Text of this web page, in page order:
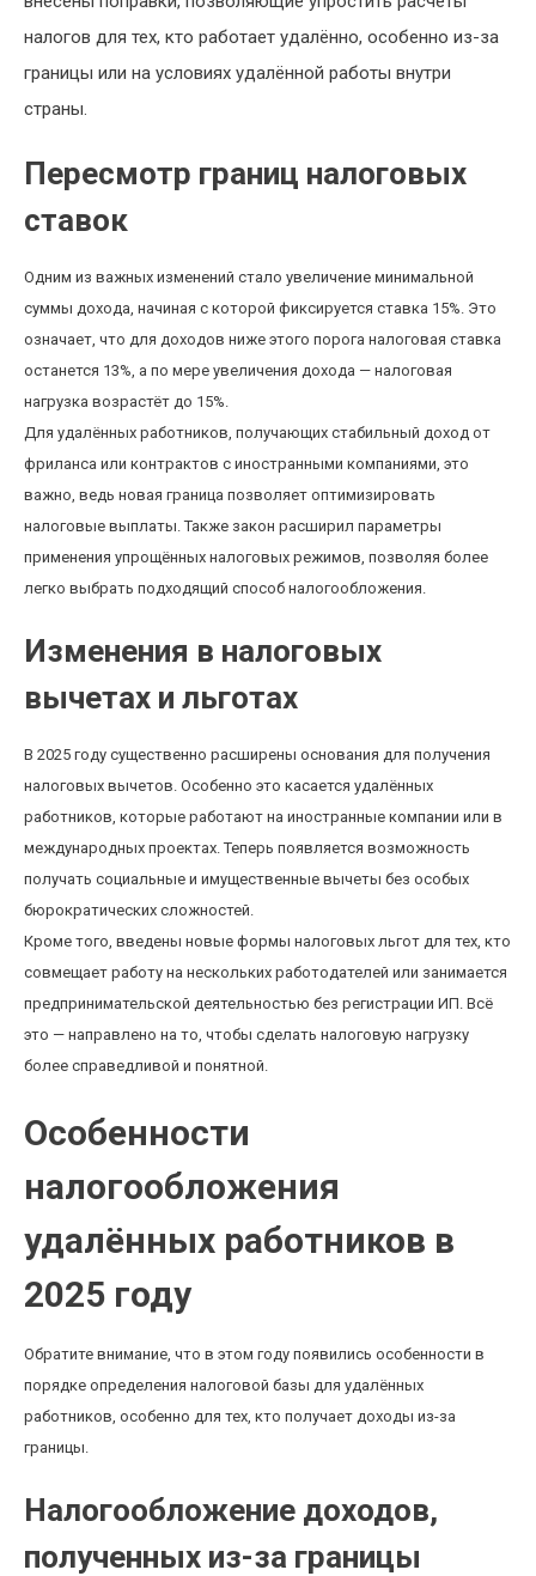
налогов для тех, кто работает удалённо, особенно из-за
границы или на условиях удалённой работы внутри
страны.
Пересмотр границ налоговых
ставок
Одним из важных изменений стало увеличение минимальной
суммы дохода, начиная с которой фиксируется ставка 15%. Это
означает, что для доходов ниже этого порога налоговая ставка
останется 13%, а по мере увеличения дохода — налоговая
нагрузка возрастёт до 15%.
Для удалённых работников, получающих стабильный доход от
фриланса или контрактов с иностранными компаниями, это
важно, ведь новая граница позволяет оптимизировать
налоговые выплаты. Также закон расширил параметры
применения упрощённых налоговых режимов, позволяя более
легко выбрать подходящий способ налогообложения.
Изменения в налоговых
вычетах и льготах
В 2025 году существенно расширены основания для получения
налоговых вычетов. Особенно это касается удалённых
работников, которые работают на иностранные компании или в
международных проектах. Теперь появляется возможность
получать социальные и имущественные вычеты без особых
бюрократических сложностей.
Кроме того, введены новые формы налоговых льгот для тех, кто
совмещает работу на нескольких работодателей или занимается
предпринимательской деятельностью без регистрации ИП. Всё
это — направлено на то, чтобы сделать налоговую нагрузку
более справедливой и понятной.
Особенности
налогообложения
удалённых работников в
2025 году
Обратите внимание, что в этом году появились особенности в
порядке определения налоговой базы для удалённых
работников, особенно для тех, кто получает доходы из-за
границы.
Налогообложение доходов,
полученных из-за границы